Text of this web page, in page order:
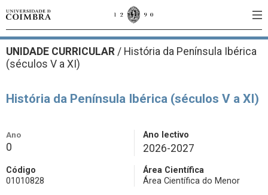
UNIDADE CURRICULAR / História da Península Ibérica
(séculos V a XI)
História da Península Ibérica (séculos V a XI)
Ano
0
Ano lectivo
2026-2027
Código
01010828
Área Científica
Área Científica do Menor